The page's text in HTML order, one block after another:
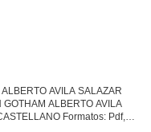
AVILA SALAZAR
ALBERTO AVILA
Formatos: Pdf,